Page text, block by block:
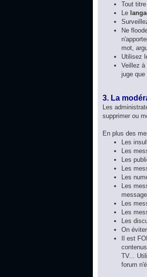
Tout
Le
Ne
mot,
Utilisez
Veillez à
juge
3. La
Les
supprimer ou
En plus des
Les
Les
Les
Les
Les
Les
Les
Les
Les
On
Il est
TV...
forum